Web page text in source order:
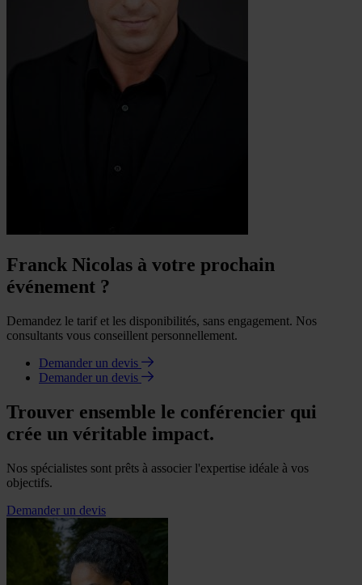
Franck Nicolas à votre prochain
événement ?
Demandez le tarif et les disponibilités, sans engagement. Nos
consultants vous conseillent personnellement.
Demander un devis
Demander un devis
Trouver ensemble le conférencier qui
crée un véritable impact.
Nos spécialistes sont prêts à associer l'expertise idéale à vos
objectifs.
Demander un devis